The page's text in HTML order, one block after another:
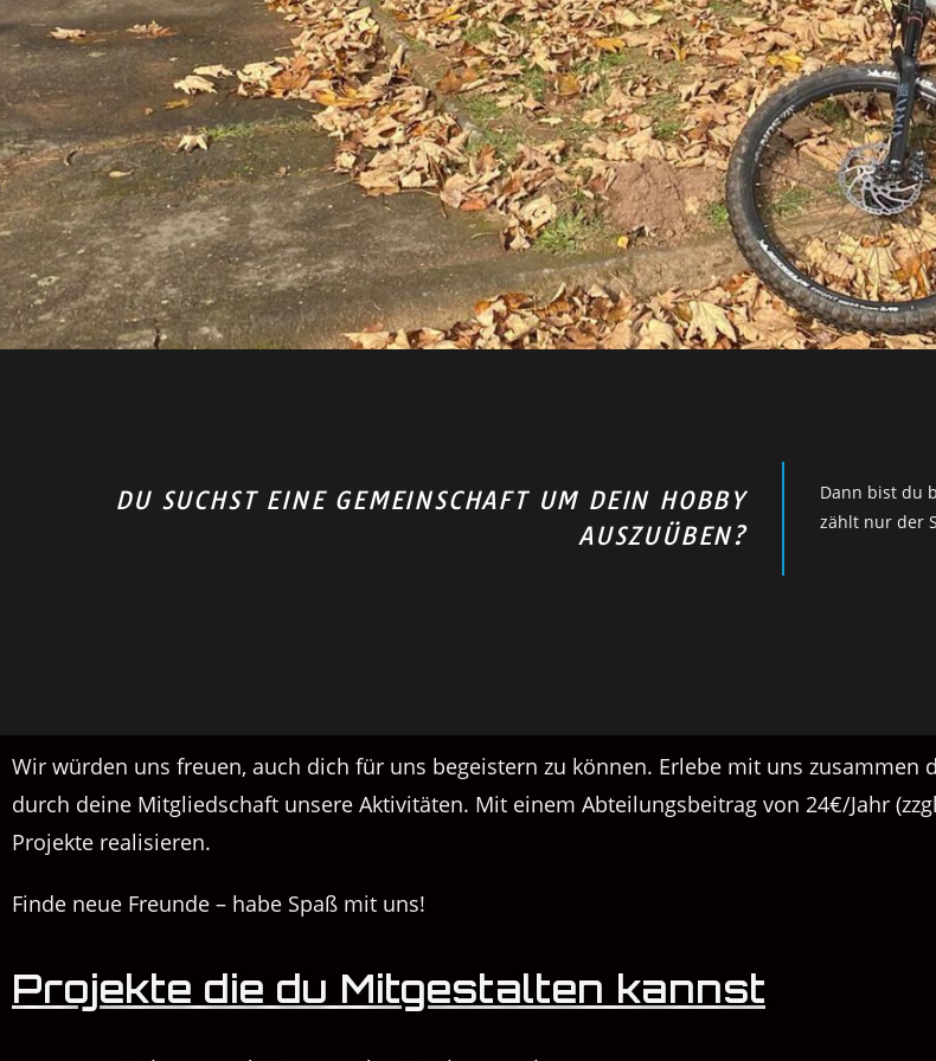
DU SUCHST EINE GEMEINSCHAFT UM DEIN HOBBY
AUSZUÜBEN?
Dann bist du
zählt nur der
Wir würden uns freuen, auch dich für uns begeistern zu können. Erlebe mit uns
durch deine Mitgliedschaft unsere Aktivitäten. Mit einem Abteilungsbeitrag von 24€/Jahr
Projekte realisieren.
Finde neue Freunde – habe Spaß mit uns!
Projekte die du Mitgestalten kannst